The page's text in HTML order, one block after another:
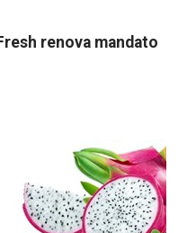
renova mandato